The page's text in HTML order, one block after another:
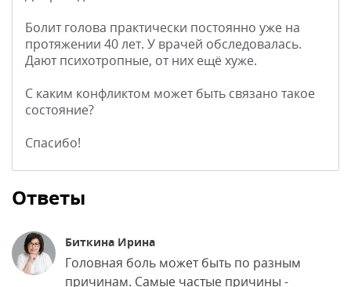
Болит голова практически постоянно уже на
протяжении 40 лет. У врачей обследовалась.
Дают психотропные, от них ещё хуже.
С каким конфликтом может быть связано такое
состояние?
Спасибо!
Ответы
Биткина Ирина
Головная боль может быть по разным
причинам. Самые частые причины -